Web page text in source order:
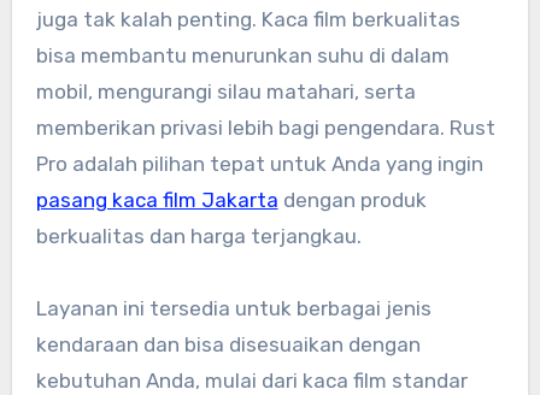
juga tak kalah penting. Kaca film berkualitas
bisa membantu menurunkan suhu di dalam
mobil, mengurangi silau matahari, serta
memberikan privasi lebih bagi pengendara. Rust
Pro adalah pilihan tepat untuk Anda yang ingin
pasang kaca film Jakarta dengan produk
berkualitas dan harga terjangkau.
Layanan ini tersedia untuk berbagai jenis
kendaraan dan bisa disesuaikan dengan
kebutuhan Anda, mulai dari kaca film standar